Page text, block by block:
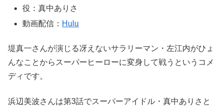
役：真中ありさ
動画配信： Hulu
堤真一さんが演じる冴えないサラリーマン・左江内がひょ
んなことからスーパーヒーローに変身して戦うというコメ
ディです。
浜辺美波さんは第3話でスーパーアイドル・真中ありさと